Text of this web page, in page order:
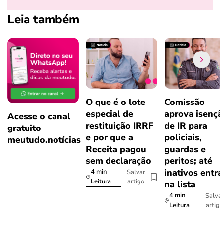
Leia também
Acesse o canal
gratuito
meutudo.notícias
O que é o lote
especial de
restituição IRRF
e por que a
Receita pagou
sem declaração
4 min
Leitura
Salvar
artigo
Comissão
aprova
de IR para
policiais,
guardas e
peritos; até
inativos
na lista
4 min
Leitura